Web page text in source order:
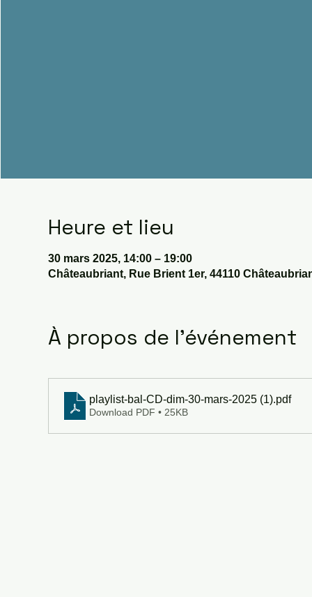
Heure et lieu
30 mars 2025, 14:00 – 19:00
Châteaubriant, Rue Brient 1er, 44110
À propos de l'événement
playlist-bal-CD-dim-30-mars-2025 (1).pdf
Download PDF • 25KB